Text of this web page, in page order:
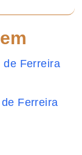
de Ferreira
Ferreira